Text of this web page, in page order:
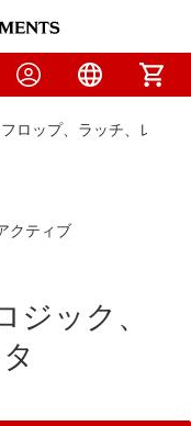
ロップ、ラッチ、レジス
ジック、